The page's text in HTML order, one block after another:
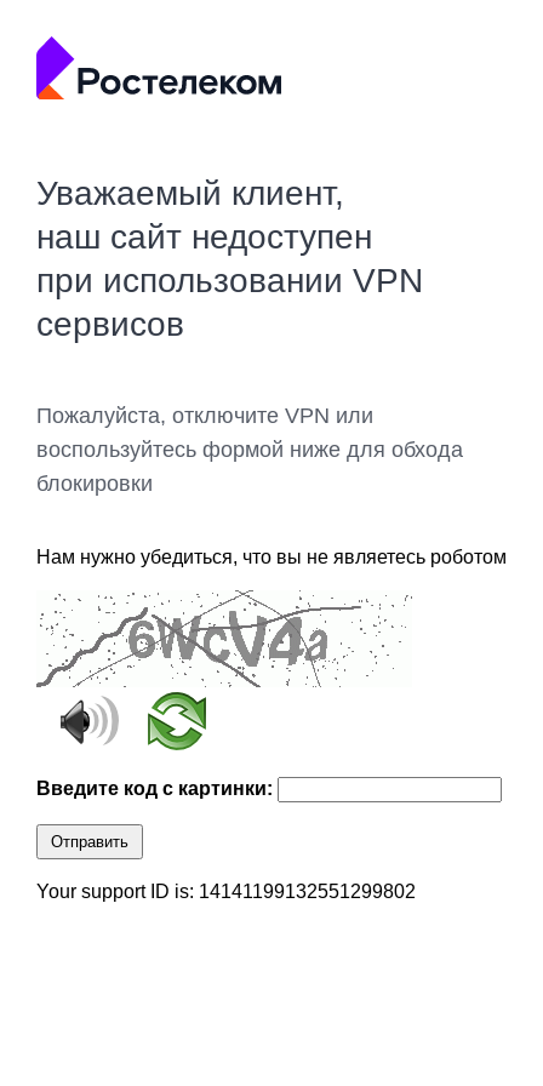
Уважаемый клиент,
наш сайт недоступен
при использовании VPN
сервисов
Пожалуйста, отключите VPN или
воспользуйтесь формой ниже для обхода
блокировки
Нам нужно убедиться, что вы не являетесь роботом
Введите код с картинки:
Отправить
Your support ID is: 14141199132551299802